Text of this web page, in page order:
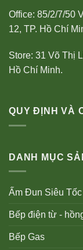
Office: 85/2/7/50
12, TP. Hồ Chí
Store: 31 Võ Thị
Hồ Chí Minh.
QUY ĐỊNH VÀ
DANH MỤC
Ấm Đun Siêu Tốc
Bếp điện từ -
Bếp Gas